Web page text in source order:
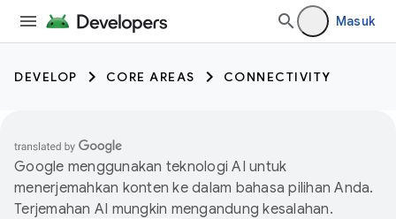
Masuk
DEVELOP CORE AREAS CONNECTIVITY
Google menggunakan teknologi AI untuk
menerjemahkan konten ke dalam bahasa pilihan Anda.
Terjemahan AI mungkin mengandung kesalahan.